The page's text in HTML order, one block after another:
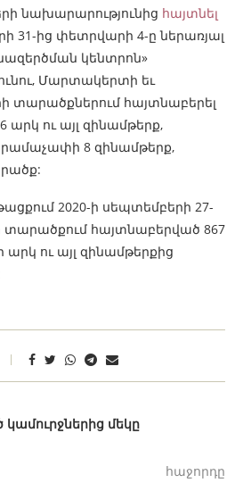
նախարարությունից հայտնել
31-ից փետրվարի 4-ը ներառյալ
կենտրոն»
Մարտակերտի եւ
տարածքներում հայտնաբերել
ու այլ զինամթերք,
8 զինամթերք,
2020-ի սեպտեմբերի 27-
տարածքում հայտնաբերված 867
ու այլ զինամթերքից
մեկը
հաջորդը